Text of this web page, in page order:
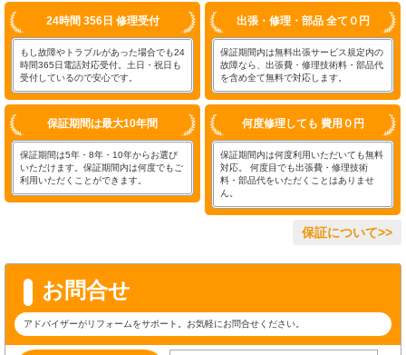
24時間 356日 修理受付
もし故障やトラブルがあった場合でも24
時間365日電話対応受付。土日・祝日も
受付しているので安心です。
出張・修理・部品 全て０円
保証期間内は無料出張サービス規定内の
故障なら、出張費・修理技術料・部品代
を含め全て無料で対応します。
保証期間は最大10年間
保証期間は5年・8年・10年からお選び
いただけます。保証期間内は何度でもご
利用いただくことができます。
何度修理しても 費用０円
保証期間内は何度利用いただいても無料
対応。 何度目でも出張費・修理技術
料・部品代をいただくことはありませ
ん。
保証について>>
お問合せ
アドバイザーがリフォームをサポート。お気軽にお問合せください。